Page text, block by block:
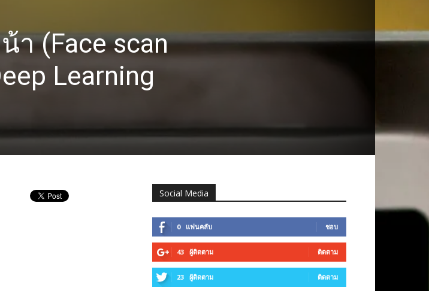
า (Face scan
Learning
Social Media
0 แฟนคลับ ชอบ
43 ผู้ติดตาม ติดตาม
23 ผู้ติดตาม ติดตาม